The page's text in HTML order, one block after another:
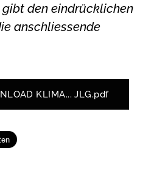
den eindrücklichen
anschliessende
KLIMA... JLG.pdf